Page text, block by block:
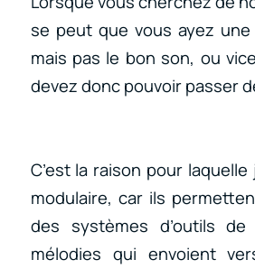
se peut que vous ayez
mais pas le bon son, ou
devez donc pouvoir passer
C’est la raison pour laquelle
modulaire, car ils
des systèmes d’outils
mélodies qui envoient